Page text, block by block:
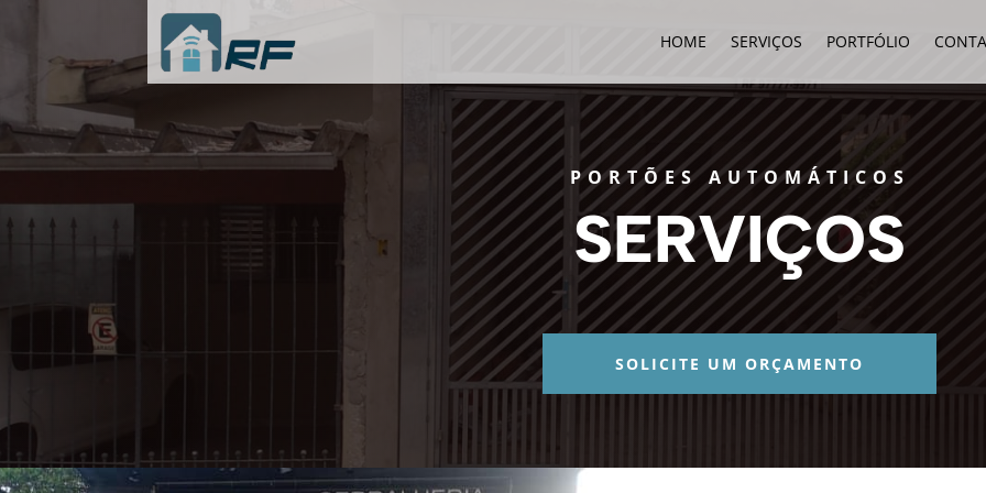
HOME SERVIÇOS PORTFÓLIO
PORTÕES AUTOMÁTICOS
SERVIÇOS
SOLICITE UM ORÇAMENTO